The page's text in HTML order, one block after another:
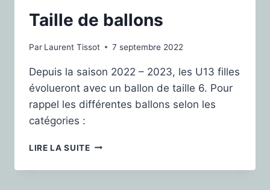
Taille de ballons
Par Laurent Tissot 7 septembre 2022
Depuis la saison 2022 – 2023, les U13 filles
évolueront avec un ballon de taille 6. Pour
rappel les différentes ballons selon les
catégories :
LIRE LA SUITE